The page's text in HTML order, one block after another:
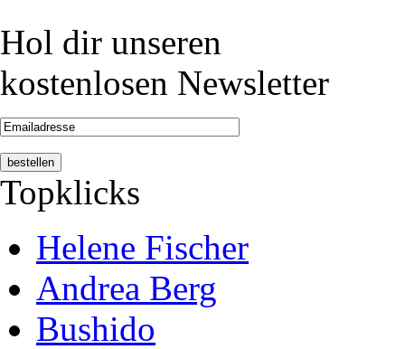
Hol dir unseren
kostenlosen Newsletter
Topklicks
Helene Fischer
Andrea Berg
Bushido